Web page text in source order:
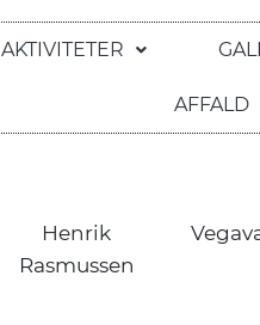
AKTIVITETER
AFFALD
Henrik
Rasmussen